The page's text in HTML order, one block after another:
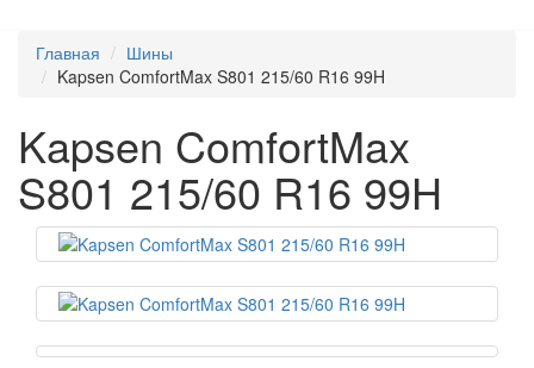
Главная
Шины
Kapsen ComfortMax S801 215/60 R16 99H
Kapsen ComfortMax
S801 215/60 R16 99H